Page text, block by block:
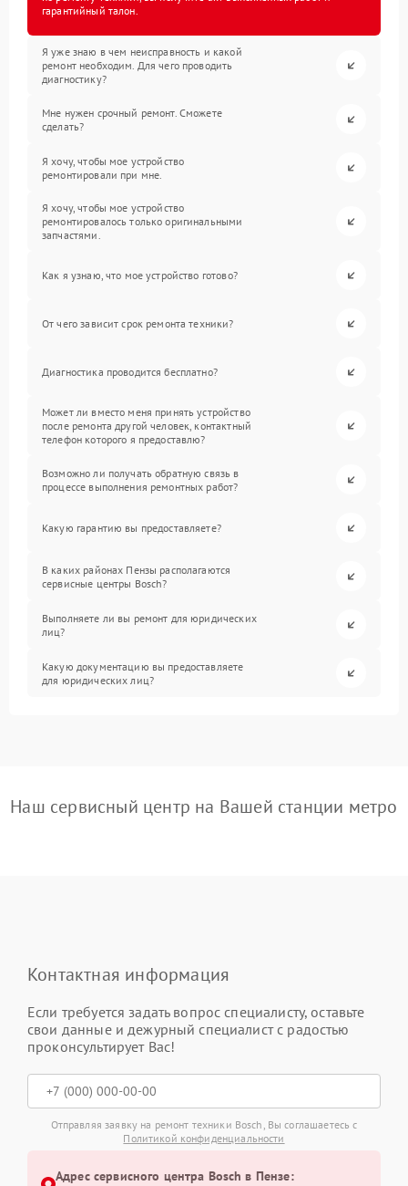
гарантийный талон.
Я уже знаю в чем неисправность и какой
ремонт необходим. Для чего проводить
диагностику?
Мне нужен срочный ремонт. Сможете
сделать?
Я хочу, чтобы мое устройство
ремонтировали при мне.
Я хочу, чтобы мое устройство
ремонтировалось только оригинальными
запчастями.
Как я узнаю, что мое устройство готово?
От чего зависит срок ремонта техники?
Диагностика проводится бесплатно?
Может ли вместо меня принять устройство
после ремонта другой человек, контактный
телефон которого я предоставлю?
Возможно ли получать обратную связь в
процессе выполнения ремонтных работ?
Какую гарантию вы предоставляете?
В каких районах Пензы располагаются
сервисные центры Bosch?
Выполняете ли вы ремонт для юридических
лиц?
Какую документацию вы предоставляете
для юридических лиц?
Наш сервисный центр на Вашей станции метро
Контактная информация
Если требуется задать вопрос специалисту, оставьте
свои данные и дежурный специалист с радостью
проконсультирует Вас!
Отправляя заявку на ремонт техники Bosch, Вы соглашаетесь с
Политикой конфиденциальности
Адрес сервисного центра Bosch в Пензе: